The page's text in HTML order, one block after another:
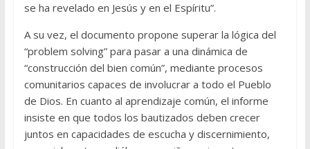
se ha revelado en Jesús y en el Espíritu”.
A su vez, el documento propone superar la lógica del
“problem solving” para pasar a una dinámica de
“construcción del bien común”, mediante procesos
comunitarios capaces de involucrar a todo el Pueblo
de Dios. En cuanto al aprendizaje común, el informe
insiste en que todos los bautizados deben crecer
juntos en capacidades de escucha y discernimiento,